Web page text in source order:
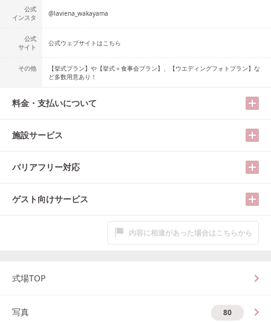
公式
インスタ
@laviena_wakayama
公式
サイト
公式ウェブサイトはこちら
その他
【挙式プラン】や【挙式＋食事会プラン】、【ウエディングフォトプラン】な
ど多数用意あり！
料金・支払いについて
施設サービス
バリアフリー対応
ゲスト向けサービス
内容に相違があった場合はこちらから
式場TOP
写真 80